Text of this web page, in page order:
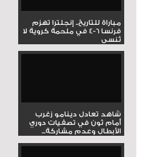
مباراة للتاريخ.. إنجلترا تهزم
فرنسا 6-4 في ملحمة كروية لا
تُنسى
شاهد تعادل دينامو زغرب
أمام ثون في تصفيات دوري
الأبطال وعدم مشاركة...